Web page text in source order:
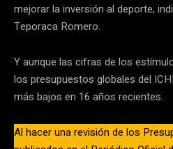
mejorar la inversión al deporte,
Teporaca Romero.
Y aunque las cifras de los
los presupuestos globales del
más bajos en 16 años recientes.
Al hacer una revisión de los